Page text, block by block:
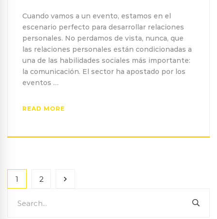
Cuando vamos a un evento, estamos en el
escenario perfecto para desarrollar relaciones
personales. No perdamos de vista, nunca, que
las relaciones personales están condicionadas a
una de las habilidades sociales más importante:
la comunicación. El sector ha apostado por los
eventos …
READ MORE
1 2
for: